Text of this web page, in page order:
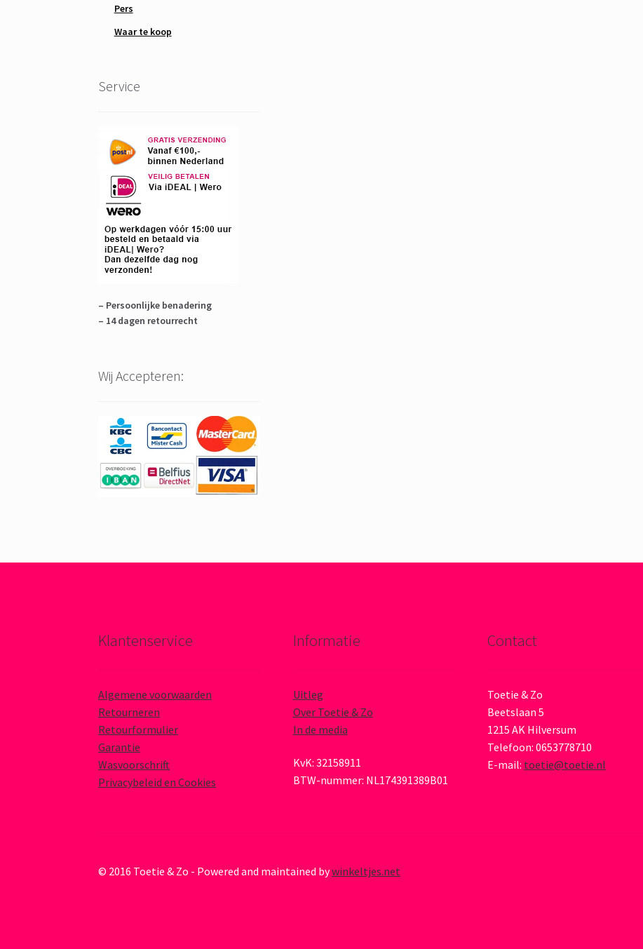
Pers
Waar te koop
Service
– Persoonlijke benadering
– 14 dagen retourrecht
Wij Accepteren:
Klantenservice
Algemene voorwaarden
Retourneren
Retourformulier
Garantie
Wasvoorschrift
Privacybeleid en Cookies
Informatie
Uitleg
Over Toetie & Zo
In de media
KvK: 32158911
BTW-nummer: NL174391389B01
Contact
Toetie & Zo
Beetslaan 5
1215 AK Hilversum
Telefoon: 0653778710
E-mail: toetie@toetie.nl
© 2016 Toetie & Zo - Powered and maintained bywinkeltjes.net